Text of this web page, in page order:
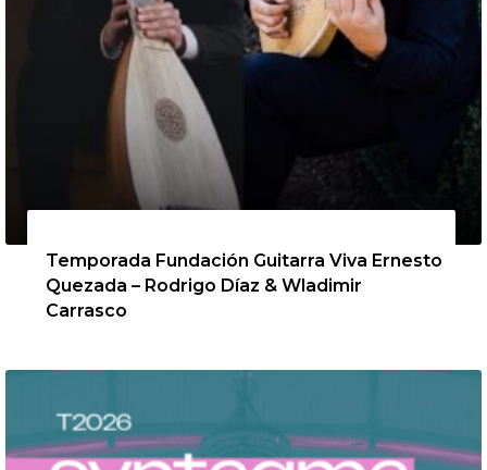
Temporada Fundación Guitarra Viva Ernesto
Quezada – Rodrigo Díaz & Wladimir
Carrasco